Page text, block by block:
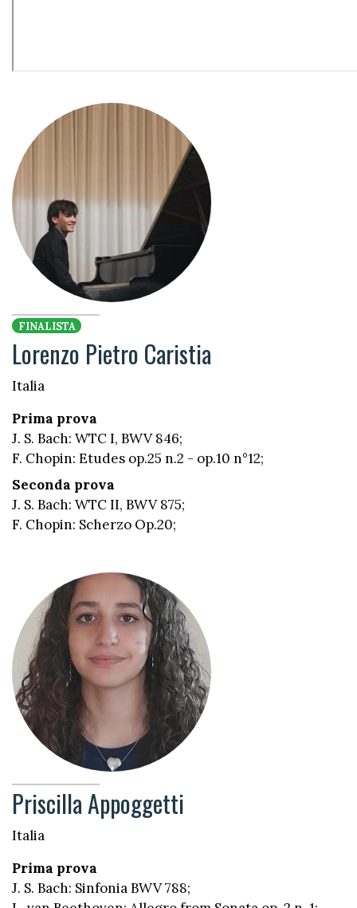
FINALISTA
Lorenzo Pietro Caristia
Italia
Prima prova
J. S. Bach: WTC I, BWV 846;
F. Chopin: Etudes op.25 n.2 - op.10 n°12;
Seconda prova
J. S. Bach: WTC II, BWV 875;
F. Chopin: Scherzo Op.20;
Priscilla Appoggetti
Italia
Prima prova
J. S. Bach: Sinfonia BWV 788;